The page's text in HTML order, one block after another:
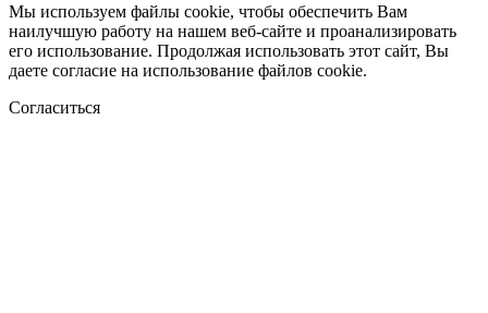
Мы используем файлы cookie, чтобы обеспечить Вам
наилучшую работу на нашем веб-сайте и проанализировать
его использование. Продолжая использовать этот сайт, Вы
даете согласие на использование файлов cookie.
Согласиться